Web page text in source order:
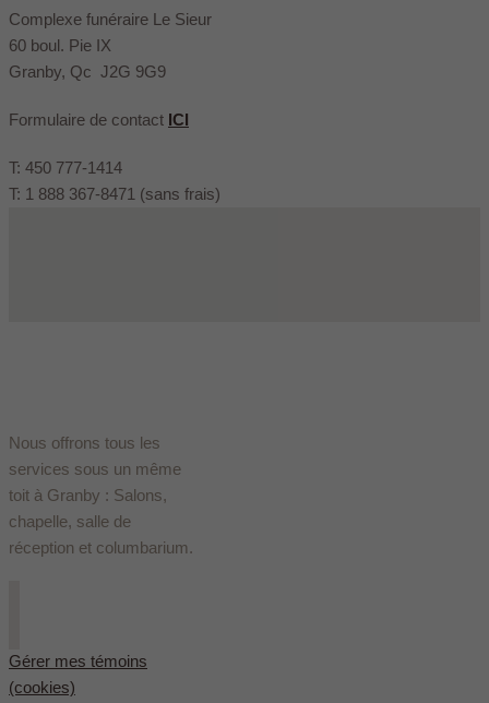
Complexe funéraire Le Sieur
60 boul. Pie IX
Granby, Qc J2G 9G9
Formulaire de contact ICI
T: 450 777-1414
T: 1 888 367-8471 (sans frais)
Nous offrons tous les
services sous un même
toit à Granby : Salons,
chapelle, salle de
réception et columbarium.
Gérer mes témoins
(cookies)